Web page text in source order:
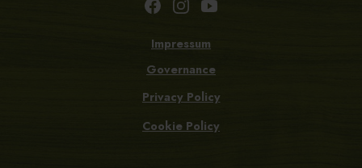
Impressum
Governance
Privacy Policy
Cookie Policy